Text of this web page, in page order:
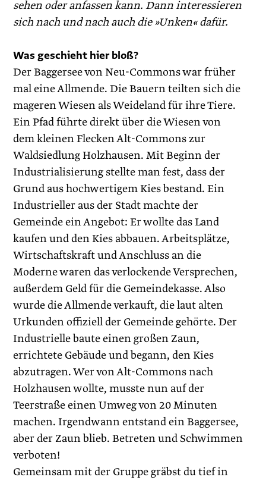
sehen oder anfassen kann. Dann interessieren
sich nach und nach auch die »Unken« dafür.
Was geschieht hier bloß?
Der Baggersee von Neu-Commons war früher
mal eine Allmende. Die Bauern teilten sich die
mageren Wiesen als Weideland für ihre Tiere.
Ein Pfad führte direkt über die Wiesen von
dem kleinen Flecken Alt-Commons zur
Waldsiedlung Holzhausen. Mit Beginn der
Industrialisierung stellte man fest, dass der
Grund aus hochwertigem Kies bestand. Ein
Indus­trieller aus der Stadt machte der
Gemeinde ein Angebot: Er wollte das Land
kaufen und den Kies abbauen. Arbeitsplätze,
Wirtschaftskraft und Anschluss an die
Moderne waren das verlockende Versprechen,
außerdem Geld für die Gemeindekasse. Also
wurde die Allmende verkauft, die laut alten
Urkunden offiziell der Gemeinde gehörte. Der
Industrielle baute einen großen Zaun,
errichtete Gebäude und begann, den Kies
abzutragen. Wer von Alt-Commons nach
Holzhausen wollte, musste nun auf der
Teerstraße einen Umweg von 20 Minuten
machen. Irgendwann entstand ein Baggersee,
aber der Zaun blieb. Betreten und Schwimmen
verboten!
Gemeinsam mit der Gruppe gräbst du tief in